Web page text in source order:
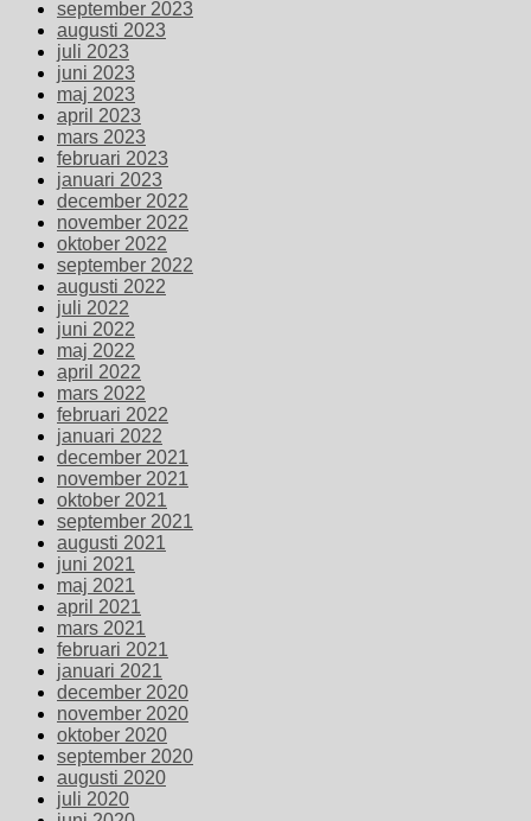
september 2023
augusti 2023
juli 2023
juni 2023
maj 2023
april 2023
mars 2023
februari 2023
januari 2023
december 2022
november 2022
oktober 2022
september 2022
augusti 2022
juli 2022
juni 2022
maj 2022
april 2022
mars 2022
februari 2022
januari 2022
december 2021
november 2021
oktober 2021
september 2021
augusti 2021
juni 2021
maj 2021
april 2021
mars 2021
februari 2021
januari 2021
december 2020
november 2020
oktober 2020
september 2020
augusti 2020
juli 2020